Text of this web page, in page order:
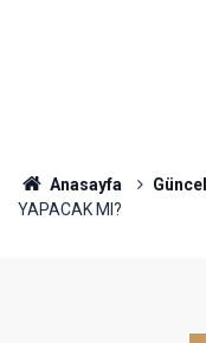
Anasayfa Güncel
YAPACAK MI?